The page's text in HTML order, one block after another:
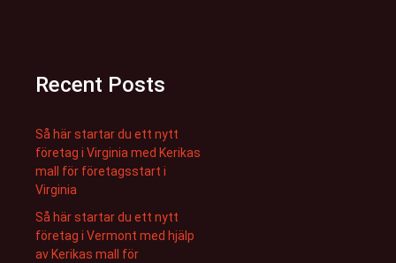
Recent Posts
Så här startar du ett nytt
företag i Virginia med Kerikas
mall för företagsstart i
Virginia
Så här startar du ett nytt
företag i Vermont med hjälp
av Kerikas mall för